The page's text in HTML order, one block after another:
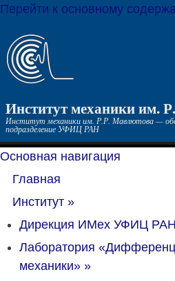
Перейти к основному
Институт механики им.
Институт механики им. Р.Р. Мавлютова —
подразделение УФИЦ РАН
Основная навигация
Главная
Институт »
Дирекция ИМех УФИЦ РАН
Лаборатория
механики» »